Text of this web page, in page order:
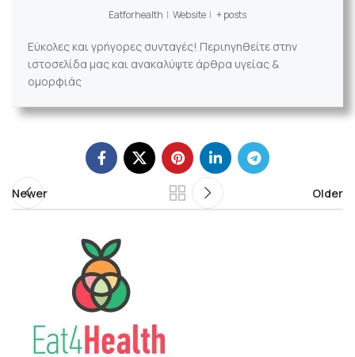
Eatforhealth | Website | + posts
Εύκολες και γρήγορες συνταγές! Περιηγηθείτε στην
ιστοσελίδα μας και ανακαλύψτε άρθρα υγείας &
ομορφιάς
Newer Older